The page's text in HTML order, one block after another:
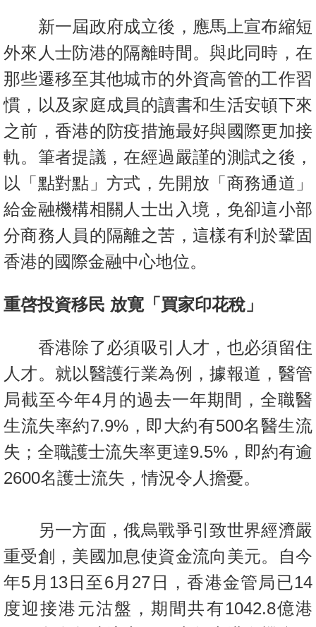
新一屆政府成立後，應馬上宣布縮短
外來人士防港的隔離時間。與此同時，在
那些遷移至其他城市的外資高管的工作習
慣，以及家庭成員的讀書和生活安頓下來
之前，香港的防疫措施最好與國際更加接
軌。筆者提議，在經過嚴謹的測試之後，
以「點對點」方式，先開放「商務通道」
給金融機構相關人士出入境，免卻這小部
分商務人員的隔離之苦，這樣有利於鞏固
香港的國際金融中心地位。
重啓投資移民 放寛「買家印花稅」
香港除了必須吸引人才，也必須留住
人才。就以醫護行業為例，據報道，醫管
局截至今年4月的過去一年期間，全職醫
生流失率約7.9%，即大約有500名醫生流
失；全職護士流失率更達9.5%，即約有逾
2600名護士流失，情況令人擔憂。
另一方面，俄烏戰爭引致世界經濟嚴
重受創，美國加息使資金流向美元。自今
年5月13日至6月27日，香港金管局已14
度迎接港元沽盤，期間共有1042.8億港